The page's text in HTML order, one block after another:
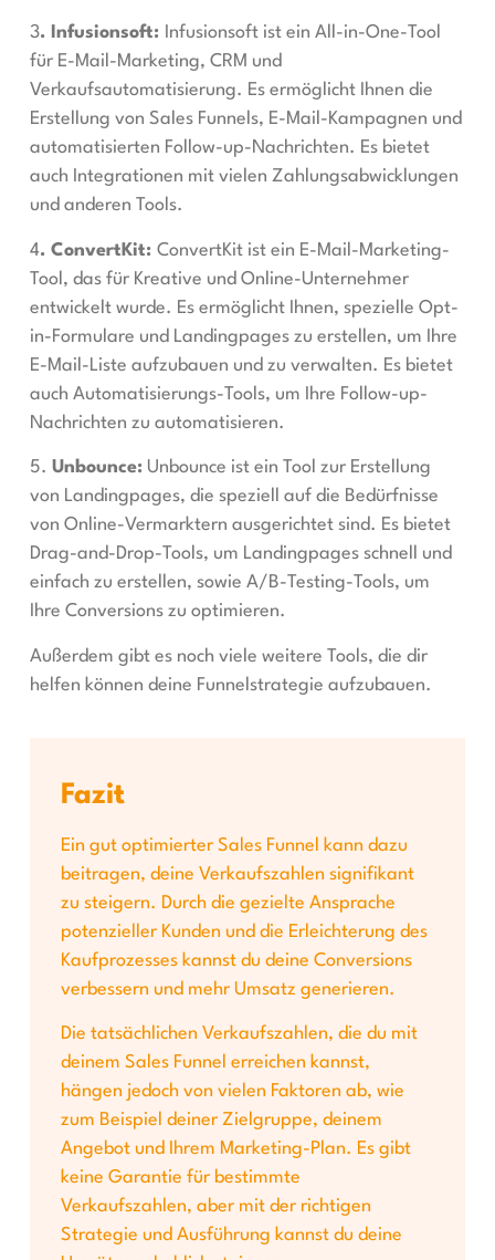
3. Infusionsoft: Infusionsoft ist ein All-in-One-Tool
für E-Mail-Marketing, CRM und
Verkaufsautomatisierung. Es ermöglicht Ihnen die
Erstellung von Sales Funnels, E-Mail-Kampagnen und
automatisierten Follow-up-Nachrichten. Es bietet
auch Integrationen mit vielen Zahlungsabwicklungen
und anderen Tools.
4. ConvertKit:ConvertKit ist ein E-Mail-Marketing-
Tool, das für Kreative und Online-Unternehmer
entwickelt wurde. Es ermöglicht Ihnen, spezielle Opt-
in-Formulare und Landingpages zu erstellen, um Ihre
E-Mail-Liste aufzubauen und zu verwalten. Es bietet
auch Automatisierungs-Tools, um Ihre Follow-up-
Nachrichten zu automatisieren.
5.Unbounce: Unbounce ist ein Tool zur Erstellung
von Landingpages, die speziell auf die Bedürfnisse
von Online-Vermarktern ausgerichtet sind. Es bietet
Drag-and-Drop-Tools, um Landingpages schnell und
einfach zu erstellen, sowie A/B-Testing-Tools, um
Ihre Conversions zu optimieren.
Außerdem gibt es noch viele weitere Tools, die dir
helfen können deine Funnelstrategie aufzubauen.
Fazit
Ein gut optimierter Sales Funnel kann dazu
beitragen, deine Verkaufszahlen signifikant
zu steigern. Durch die gezielte Ansprache
potenzieller Kunden und die Erleichterung des
Kaufprozesses kannst du deine Conversions
verbessern und mehr Umsatz generieren.
Die tatsächlichen Verkaufszahlen, die du mit
deinem Sales Funnel erreichen kannst,
hängen jedoch von vielen Faktoren ab, wie
zum Beispiel deiner Zielgruppe, deinem
Angebot und Ihrem Marketing-Plan. Es gibt
keine Garantie für bestimmte
Verkaufszahlen, aber mit der richtigen
Strategie und Ausführung kannst du deine